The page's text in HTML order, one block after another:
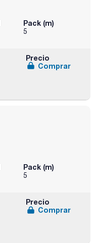
Pack (m)
5
Precio
Comprar
Pack (m)
5
Precio
Comprar